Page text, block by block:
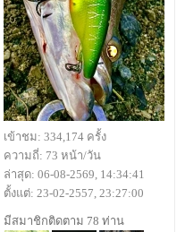
เข้าชม: 334,174 ครั้ง
ความถี่: 73 หน้า/วัน
ล่าสุด: 06-08-2569, 14:34:41
ตั้งแต่: 23-02-2557, 23:27:00
มีสมาชิกติดตาม 78 ท่าน